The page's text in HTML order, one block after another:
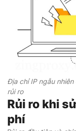
Địa chỉ IP ngẫu
rủi ro
Rủi ro khi
phí